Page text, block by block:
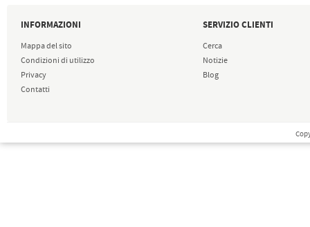
INFORMAZIONI
Mappa del sito
Condizioni di utilizzo
Privacy
Contatti
SERVIZIO CLIENTI
Cerca
Notizie
Blog